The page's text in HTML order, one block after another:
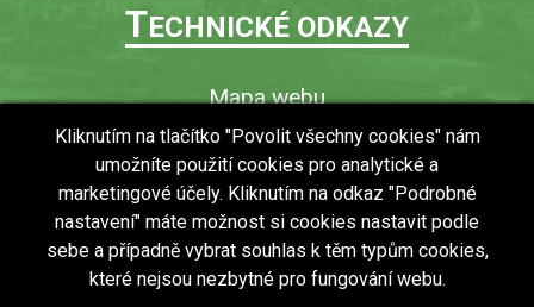
TECHNICKÉ ODKAZY
Mapa webu
O webu
Povinně zveřejňované informace
Ochrana osobních údajů (GDPR)
Vyhledávání
RSS
Kliknutím na tlačítko "Povolit všechny cookies" nám
umožníte použití cookies pro analytické a
marketingové účely. Kliknutím na odkaz "Podrobné
nastavení" máte možnost si cookies nastavit podle
sebe a případně vybrat souhlas k těm typům cookies,
které nejsou nezbytné pro fungování webu.